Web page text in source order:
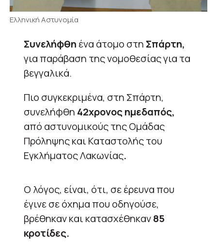
Ελληνική Αστυνομία
Συνελήφθη ένα άτομο στη Σπάρτη,
για παράβαση της νομοθεσίας για τα
βεγγαλικά.
Πιο συγκεκριμένα, στη Σπάρτη,
συνελήφθη 42χρονος ημεδαπός,
από αστυνομικούς της Ομάδας
Πρόληψης και Καταστολής του
Εγκλήματος Λακωνίας.
Ο λόγος, είναι, ότι, σε έρευνα που
έγινε σε όχημα που οδηγούσε,
βρέθηκαν και κατασχέθηκαν85
κροτίδες.